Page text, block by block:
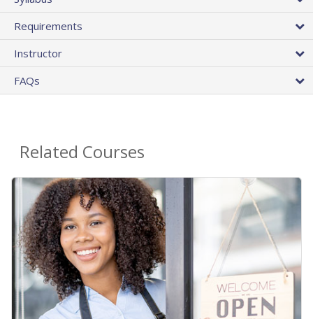
Requirements
Instructor
FAQs
Related Courses